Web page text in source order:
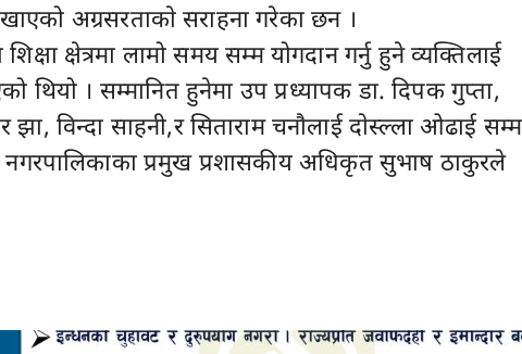
अग्रसरताकाे सराहना गरेका छन ।
क्षेत्रमा लामो समय सम्म योगदान गर्नु हुने व्यक्तिलाई
थियो । सम्मानित हुनेमा उप प्रध्यापक डा. दिपक गुप्ता,
झा, विन्दा साहनी,र सिताराम चनाैलाई दाेस्ल्ला ओढाई
नगरपालिकाका प्रमुख प्रशासकीय अधिकृत सुभाष ठाकुरले